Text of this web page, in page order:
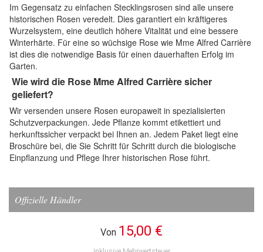
Im Gegensatz zu einfachen Stecklingsrosen sind alle unsere
historischen Rosen veredelt. Dies garantiert ein kräftigeres
Wurzelsystem, eine deutlich höhere Vitalität und eine bessere
Winterhärte. Für eine so wüchsige Rose wie Mme Alfred Carrière
ist dies die notwendige Basis für einen dauerhaften Erfolg im
Garten.
Wie wird die Rose Mme Alfred Carrière sicher
geliefert?
Wir versenden unsere Rosen europaweit in spezialisierten
Schutzverpackungen. Jede Pflanze kommt etikettiert und
herkunftssicher verpackt bei Ihnen an. Jedem Paket liegt eine
Broschüre bei, die Sie Schritt für Schritt durch die biologische
Einpflanzung und Pflege Ihrer historischen Rose führt.
Offizielle Händler
Von 15,00 €